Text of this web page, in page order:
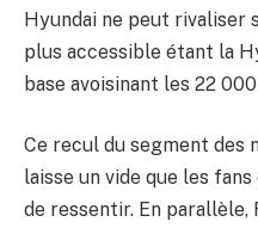
Hyundai ne peut rivaliser
plus accessible étant la
base avoisinant les 22
Ce recul du segment des
laisse un vide que les
de ressentir. En parallèle,